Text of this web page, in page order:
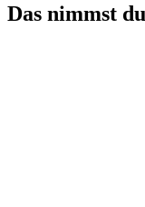
Das nimmst